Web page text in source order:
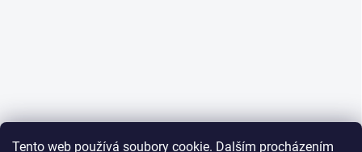
Tento web používá soubory cookie. Dalším procházením